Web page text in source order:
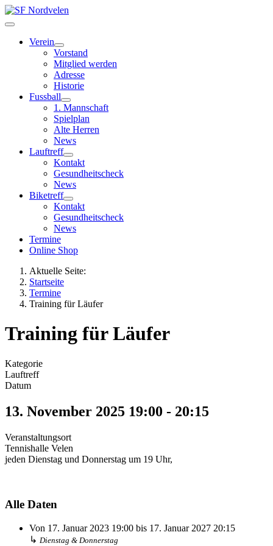
Verein
Vorstand
Mitglied werden
Adresse
Historie
Fussball
1. Mannschaft
Spielplan
Alte Herren
News
Lauftreff
Kontakt
Gesundheitscheck
News
Biketreff
Kontakt
Gesundheitscheck
News
Termine
Online Shop
Aktuelle Seite:
Startseite
Termine
Training für Läufer
Training für Läufer
Kategorie
Lauftreff
Datum
13. November 2025 19:00 - 20:15
Veranstaltungsort
Tennishalle Velen
jeden Dienstag und Donnerstag um 19 Uhr,
Alle Daten
Von 17. Januar 2023 19:00 bis 17. Januar 2027 20:15
↳ Dienstag & Donnerstag